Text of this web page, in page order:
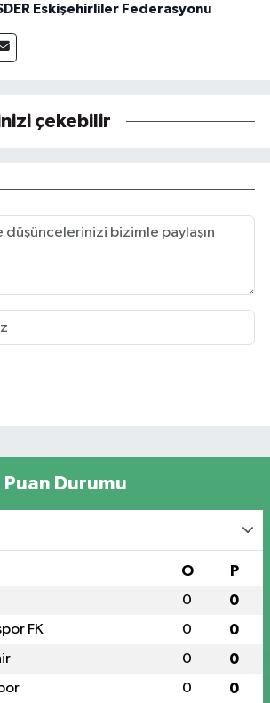
Eskişehirliler Federasyonu
çekebilir
Durumu
O P
0 0
FK 0 0
0 0
0 0